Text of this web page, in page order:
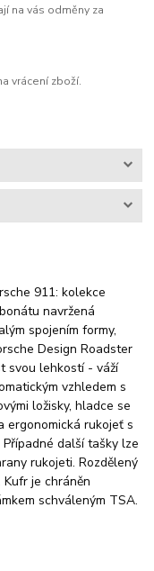
na vás odměny za
vrácení zboží.
911: kolekce
navržená
spojením formy,
Design Roadster
svou lehkostí - váží
vzhledem s
ložisky, hladce se
ergonomická rukojeť s
další tašky lze
rukojeti. Rozdělený
je chráněn
schváleným TSA.